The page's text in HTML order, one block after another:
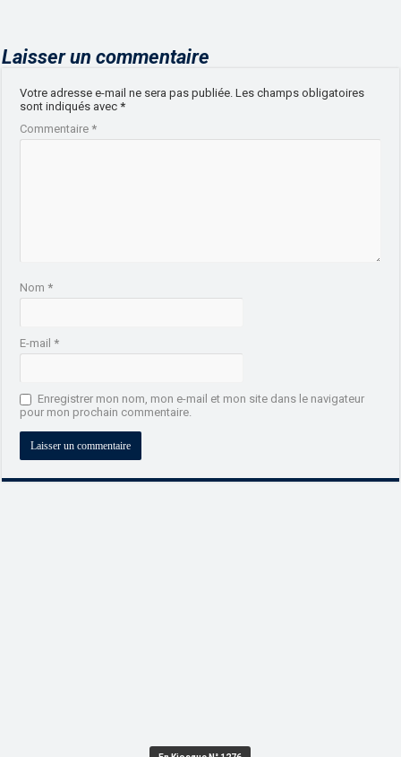
Laisser un commentaire
Votre adresse e-mail ne sera pas publiée. Les champs obligatoires
sont indiqués avec*
Commentaire*
Nom*
E-mail*
Enregistrer mon nom, mon e-mail et mon site dans le navigateur
pour mon prochain commentaire.